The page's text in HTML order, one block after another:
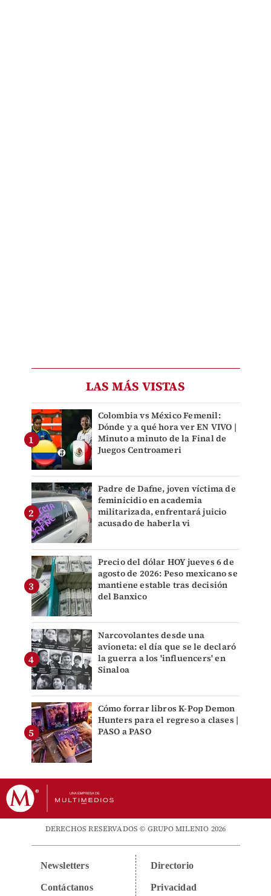
LAS MÁS VISTAS
Colombia vs México Femenil:
Dónde y a qué hora ver EN VIVO |
Minuto a minuto de la Final de
Juegos Centroameri
Padre de Dafne, joven víctima de
feminicidio en academia
militarizada, enfrentará juicio
acusado de haberla vi
Precio del dólar HOY jueves 6 de
agosto de 2026: Peso mexicano se
mantiene estable tras decisión
del Banxico
Narcovolantes desde una
avioneta: el día que se le declaró
la guerra a los 'influencers' en
Sinaloa
Cómo forrar libros K-Pop Demon
Hunters para el regreso a clases |
PASO a PASO
DERECHOS RESERVADOS © GRUPO MILENIO 2026
Newsletters
Contáctanos
Directorio
Privacidad